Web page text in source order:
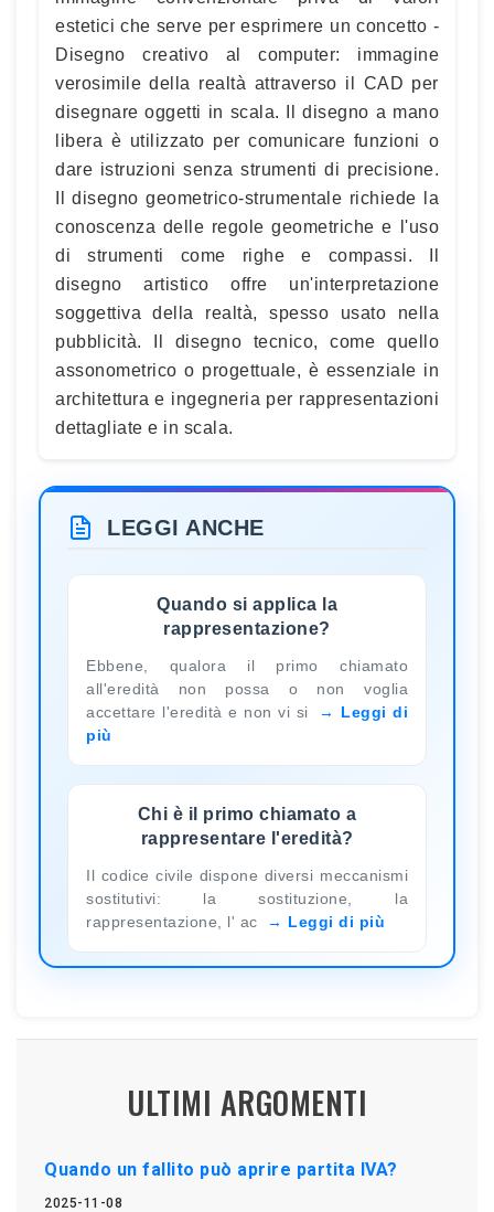
estetici che serve per esprimere un concetto -
Disegno creativo al computer: immagine
verosimile della realtà attraverso il CAD per
disegnare oggetti in scala. Il disegno a mano
libera è utilizzato per comunicare funzioni o
dare istruzioni senza strumenti di precisione.
Il disegno geometrico-strumentale richiede la
conoscenza delle regole geometriche e l'uso
di strumenti come righe e compassi. Il
disegno artistico offre un'interpretazione
soggettiva della realtà, spesso usato nella
pubblicità. Il disegno tecnico, come quello
assonometrico o progettuale, è essenziale in
architettura e ingegneria per rappresentazioni
dettagliate e in scala.
LEGGI ANCHE
Quando si applica la
rappresentazione?
Ebbene, qualora il primo chiamato
all'eredità non possa o non voglia
accettare l'eredità e non vi si
Leggi di
più
Chi è il primo chiamato a
rappresentare l'eredità?
Il codice civile dispone diversi meccanismi
sostitutivi: la sostituzione, la
rappresentazione, l' ac
Leggi di più
ULTIMI ARGOMENTI
Quando un fallito può aprire partita IVA?
2025-11-08